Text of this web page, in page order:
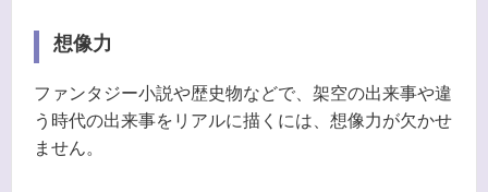
想像力
ファンタジー小説や歴史物などで、架空の出来事や違
う時代の出来事をリアルに描くには、想像力が欠かせ
ません。